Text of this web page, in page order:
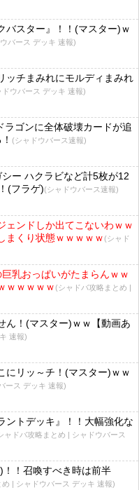
バスター』！！(マスター)ｗ
バース デッキ 速報)
ッチまみれにモルディまみれ
ウバース デッキ 速報)
ラゴンに全体破壊カードが追
(シャドウバース速報)
ー ハクラビなど計5枚が12
(フラゲ)(シャドウバース速報)
ェンドしか出てこないわｗｗ
まくり状態ｗｗｗｗｗ (シャド
乳おっぱいがたまらんｗｗ
ｗｗｗｗｗ (シャドバ攻略まとめ |
ん！(マスター)ｗｗ【動画あ
速報)
にリッ～チ！(マスター)ｗｗ
ース デッキ 速報)
ントデッキ』！！大幅強化な
ャドバ攻略まとめ | シャドウバース
！！召喚すべき時は前半
| シャドウバース デッキ 速報)